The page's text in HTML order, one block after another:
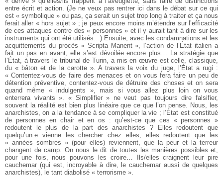
entre écrit et action. (Je ne veux pas rentrer ici dans le débat sur ce qui
est « symbolique » ou pas, ça serait un sujet trop long à traiter et ça nous
ferait aller « hors sujet » ; je peux encore moins m’étendre sur l’efficacité
de ces attaques contre des « personnes » et il y aurait tant à dire sur les
instruments qui ont été utilisés…) Ensuite, avec les condamnations et les
acquittements du procès « Scripta Manent », l’action de l’État italien a
fait un pas en avant, elle s’est dévoilée encore plus… La stratégie que
l’État, à travers le tribunal de Turin, a mis en œuvre est celle, classique,
du « bâton et de la carotte ». A travers la voix du juge, l’État a rugi :
« Contentez-vous de faire des menaces et on vous fera faire un peu de
détention préventive, contentez-vous de détruire des choses et on sera
quand même « indulgents », mais si vous allez plus loin on vous
enterrera vivants ». « Simplifier » ne veut pas toujours dire falsifier,
souvent la réalité est bien plus linéaire que ce que l’on pense. Nous, les
anarchistes, on a la tendance à se compliquer la vie ; l’État est constitué
de personnes en chair et en os : qu’est-ce que ces « personnes »
redoutent le plus de la part des anarchistes ? Elles redoutent que
quelqu’un.e vienne les chercher chez elles, elles redoutent que les
« années sombres » (pour elles) reviennent, que la peur et la terreur
changent de camp. On nous le dit de toutes les manières possibles et,
pour une fois, nous pouvons les croire… Ils/elles craignent leur pire
cauchemar (qui est, incroyable à dire, le cauchemar aussi de quelques
anarchistes), le tant diabolisé « terrorisme ».